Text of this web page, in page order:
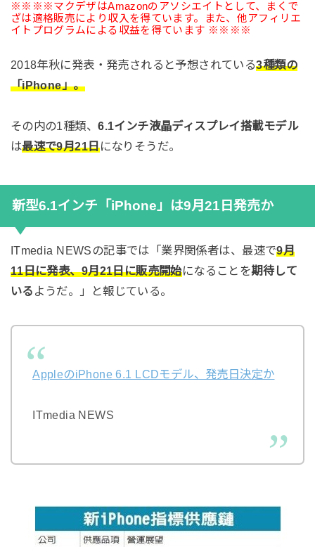
※※※※マクデザはAmazonのアソシエイトとして、まくで
ざは適格販売により収入を得ています。また、他アフィリエ
イトプログラムによる収益を得ています ※※※※
2018年秋に発表・発売されると予想されている3種類の
「iPhone」。
その内の1種類、6.1インチ液晶ディスプレイ搭載モデル
は最速で9月21日になりそうだ。
新型6.1インチ「iPhone」は9月21日発売か
ITmedia NEWSの記事では「業界関係者は、最速で9月
11日に発表、9月21日に販売開始になることを期待して
いる ようだ。」と報じている。
AppleのiPhone 6.1 LCDモデル、発売日決定か
ITmedia NEWS